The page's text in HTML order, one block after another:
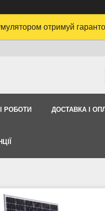
отримуй
РОБОТИ ДОСТАВКА І